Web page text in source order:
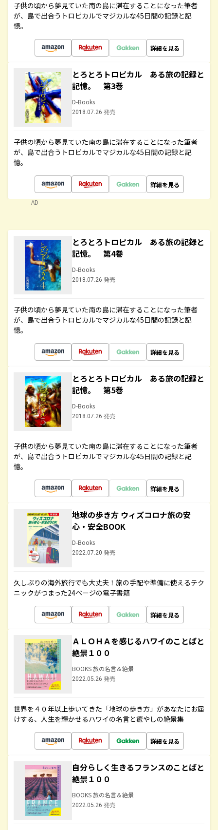
子供の頃から夢見ていた南の島に滞在することになった筆者
が、島で出合うトロピカルでマジカルな45日間の記録と記
憶。
詳細を見る
とろとろトロピカル ある旅の記録と
記憶。 第3巻
D-Books
2018.07.26 発売
子供の頃から夢見ていた南の島に滞在することになった筆者
が、島で出合うトロピカルでマジカルな45日間の記録と記
憶。
詳細を見る
AD
とろとろトロピカル ある旅の記録と
記憶。 第4巻
D-Books
2018.07.26 発売
子供の頃から夢見ていた南の島に滞在することになった筆者
が、島で出合うトロピカルでマジカルな45日間の記録と記
憶。
詳細を見る
とろとろトロピカル ある旅の記録と
記憶。 第5巻
D-Books
2018.07.26 発売
子供の頃から夢見ていた南の島に滞在することになった筆者
が、島で出合うトロピカルでマジカルな45日間の記録と記
憶。
詳細を見る
地球の歩き方 ウィズコロナ旅の安
心・安全BOOK
D-Books
2022.07.20 発売
久しぶりの海外旅行でも大丈夫！旅の手配や準備に使えるテク
ニックがつまった24ページの電子書籍
詳細を見る
ＡＬＯＨＡを感じるハワイのことばと
絶景１００
BOOKS 旅の名言＆絶景
2022.05.26 発売
世界を４０年以上歩いてきた「地球の歩き方」があなたにお届
けする、人生を輝かせるハワイの名言と癒やしの絶景集
詳細を見る
自分らしく生きるフランスのことばと
絶景１００
BOOKS 旅の名言＆絶景
2022.05.26 発売